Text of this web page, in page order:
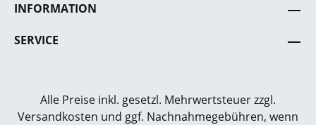
INFORMATION
SERVICE
Alle Preise inkl. gesetzl. Mehrwertsteuer zzgl.
Versandkosten und ggf. Nachnahmegebühren, wenn